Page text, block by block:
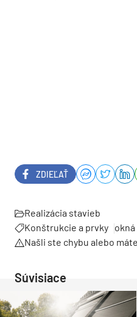
ZDIEĽAŤ
Realizácia stavieb
Konštrukcie a prvky
Našli ste chybu alebo
Súvisiace